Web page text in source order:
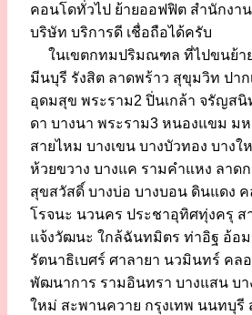
คอนโดทั่วไป ย้ายออฟฟิต สำนักงา
บริษัท บริการดี เชื่อถือได้ครับ
ในเขตกทมปริมณฑล ที่ไปขนย้า
มีนบุรี รังสิต ลาดพร้าว สุขุมวิท ปาก
อุดมสุข พระราม2 ปิ่นเกล้า จรัญสนิ
ดา บางนา พระราม3 หนองแขม ม
สายไหม บางเขน บางบัวทอง บาง
ห้วยขวาง บางแค รามคำแหง ลาด
สุขสวัสดิ์ บางบ่อ บางบอน ดินแดง
โรจนะ นวนคร ประชาอุทิศทุ่งครุ ส
แจ้งวัฒนะ ใกล้ฉันทมิตร ท่าอิฐ อ้อ
รัตนาธิเบศร์ ศาลายา นวมินทร์ คล
พัฒนาการ รามอินทรา บางแสน บ
ใหม่ สะพานควาย กรุงเทพ นนทบุรี